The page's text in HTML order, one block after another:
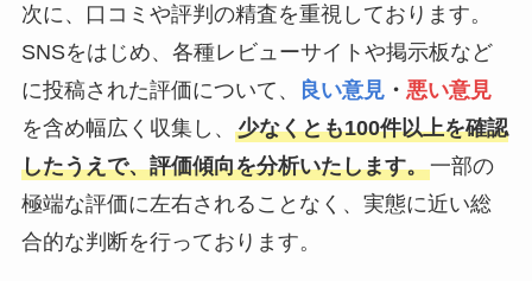
次に、口コミや評判の精査を重視しております。
SNSをはじめ、各種レビューサイトや掲示板など
に投稿された評価について、
良い意見・ 悪い意見
を含め幅広く収集し、 少なくとも100件以上を確認
したうえで、評価傾向を分析いたします。一部の
極端な評価に左右されることなく、実態に近い総
合的な判断を行っております。